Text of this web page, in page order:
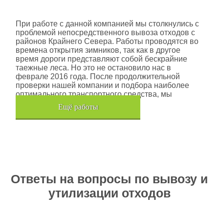
При работе с данной компанией мы столкнулись с
проблемой непосредственного вывоза отходов с
районов Крайнего Севера. Работы проводятся во
времена открытия зимников, так как в другое
время дороги представляют собой бескрайние
таежные леса. Но это не остановило нас в
феврале 2016 года. После продолжительной
проверки нашей компании и подбора наиболее
оптимального транспортного средства, мы
помогли данной компании.
Eщё работы
Ответы на вопросы по вывозу и
утилизации отходов